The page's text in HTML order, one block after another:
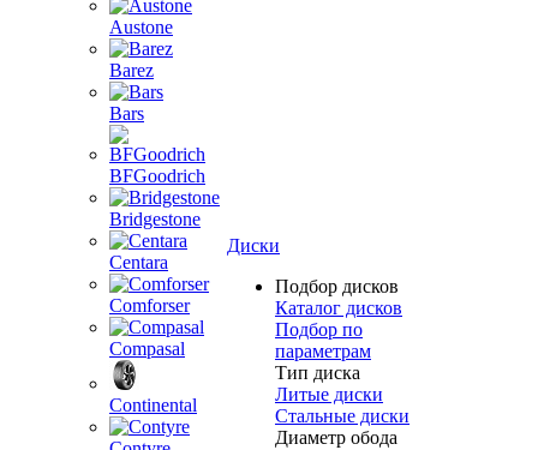
Austone
Barez
Bars
BFGoodrich
Bridgestone
Centara
Comforser
Compasal
Continental
Диски
Подбор дисков
Каталог дисков
Подбор по
параметрам
Тип диска
Литые диски
Стальные диски
Диаметр обода